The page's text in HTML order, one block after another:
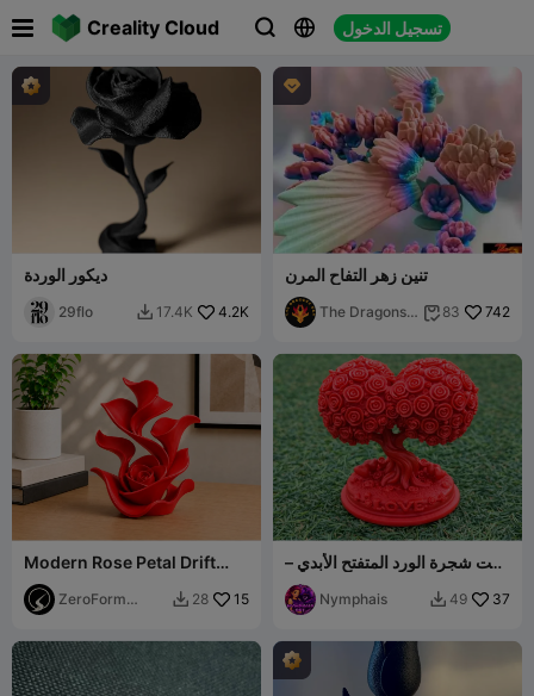
Creality Cloud   تسجيل الدخول
 
ديكور الوردة
29flo  17.4K 4.2K

تنين زهر التفاح المرن
The Dragons
 83 742
Modern Rose Petal Drift
Sculpture
ZeroForm
 28 15
نحت شجرة الورد المتفتح الأبدي –
حب زهري بقلب مزدوج
Nymphais  49 37